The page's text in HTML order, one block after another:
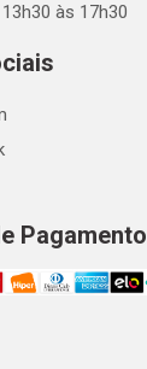
às 17h30
Pagamento